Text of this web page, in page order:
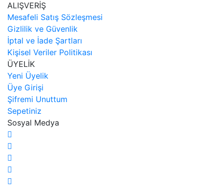
ALIŞVERİŞ
Mesafeli Satış Sözleşmesi
Gizlilik ve Güvenlik
İptal ve İade Şartları
Kişisel Veriler Politikası
ÜYELİK
Yeni Üyelik
Üye Girişi
Şifremi Unuttum
Sepetiniz
Sosyal Medya